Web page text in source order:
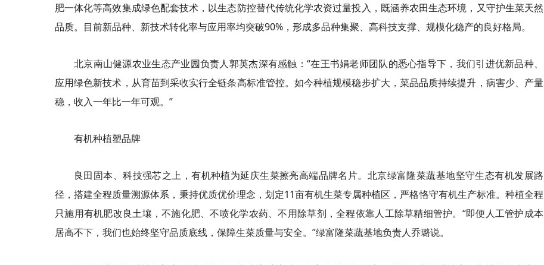
肥一体化等高效集成绿色配套技术，以生态防控替代传统化学农资过量投入，既涵养农田生态环境，又守护生菜天然
品质。目前新品种、新技术转化率与应用率均突破90%，形成多品种集聚、高科技支撑、规模化稳产的良好格局。
北京南山健源农业生态产业园负责人郭英杰深有感触：“在王书娟老师团队的悉心指导下，我们引进优新品种、
应用绿色新技术，从育苗到采收实行全链条高标准管控。如今种植规模稳步扩大，菜品品质持续提升，病害少、产量
稳，收入一年比一年可观。”
有机种植塑品牌
良田固本、科技强芯之上，有机种植为延庆生菜擦亮高端品牌名片。北京绿富隆菜蔬基地坚守生态有机发展路
径，搭建全程质量溯源体系，秉持优质优价理念，划定11亩有机生菜专属种植区，严格恪守有机生产标准。种植全程
只施用有机肥改良土壤，不施化肥、不喷化学农药、不用除草剂，全程依靠人工除草精细管护。“即便人工管护成本
居高不下，我们也始终坚守品质底线，保障生菜质量与安全。”绿富隆菜蔬基地负责人乔璐说。